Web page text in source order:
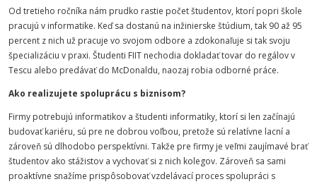
Od tretieho ročníka nám prudko rastie počet študentov, ktorí popri škole
pracujú v informatike. Keď sa dostanú na inžinierske štúdium, tak 90 až 95
percent z nich už pracuje vo svojom odbore a zdokonaľuje si tak svoju
špecializáciu v praxi. Študenti FIIT nechodia dokladať tovar do regálov v
Tescu alebo predávať do McDonaldu, naozaj robia odborné práce.
Ako realizujete spoluprácu s biznisom?
Firmy potrebujú informatikov a študenti informatiky, ktorí si len začínajú
budovať kariéru, sú pre ne dobrou voľbou, pretože sú relatívne lacní a
zároveň sú dlhodobo perspektívni. Takže pre firmy je veľmi zaujímavé brať
študentov ako stážistov a vychovať si z nich kolegov. Zároveň sa sami
proaktívne snažíme prispôsobovať vzdelávací proces spolupráci s